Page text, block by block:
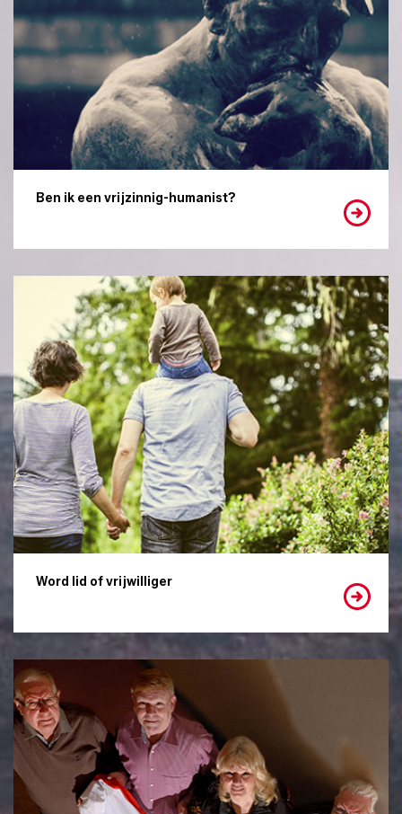
Ben ik een vrijzinnig-humanist?
Word lid of vrijwilliger